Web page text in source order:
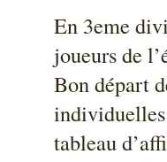
En 3eme
joueurs de
Bon départ
tableau